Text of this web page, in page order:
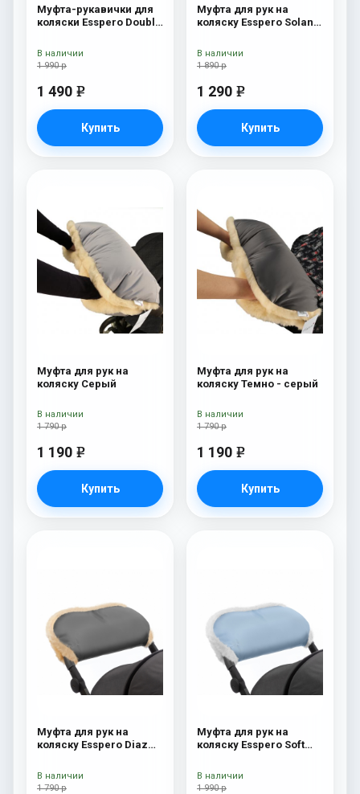
Муфта-рукавички для
коляски Esspero Double
Navy
1 990 р
1 490 e
Купить
В наличии
Муфта для рук на
коляску Esspero Solana
Brown
1 890 р
1 290 e
Купить
В наличии
Муфта для рук на
коляску Серый
1 790 р
1 190 e
Купить
В наличии
Муфта для рук на
коляску Темно - серый
1 790 р
1 190 e
Купить
В наличии
Муфта для рук на
коляску Esspero Diaz
Grey
1 790 р
В наличии
Муфта для рук на
коляску Esspero Soft
1 990 р
В наличии